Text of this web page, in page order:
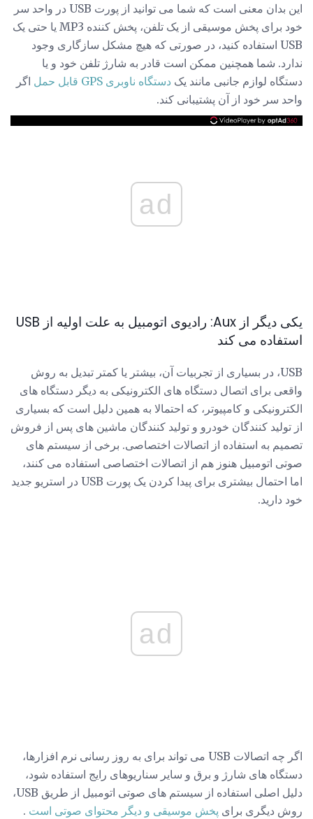
این بدان معنی است که شما می توانید از پورت USB در واحد سر
خود برای پخش موسیقی از یک تلفن، پخش کننده MP3 یا حتی یک
USB استفاده کنید، در صورتی که هیچ مشکل سازگاری وجود
ندارد. شما همچنین ممکن است قادر به شارژ تلفن خود و یا
دستگاه لوازم جانبی مانند یک دستگاه ناوبری GPS قابل حمل
اگر
واحد سر خود از آن پشتیبانی کند.
ad
یکی دیگر از Aux: رادیوی اتومبیل به علت اولیه از USB
استفاده می کند
USB، در بسیاری از تجربیات آن، بیشتر یا کمتر تبدیل به روش
واقعی برای اتصال دستگاه های الکترونیکی به دیگر دستگاه های
الکترونیکی و کامپیوتر، که احتمالا به همین دلیل است که بسیاری
از تولید کنندگان خودرو و تولید کنندگان ماشین های پس از فروش
تصمیم به استفاده از اتصالات اختصاصی. برخی از سیستم های
صوتی اتومبیل هنوز هم از اتصالات اختصاصی استفاده می کنند،
اما احتمال بیشتری برای پیدا کردن یک پورت USB در استریو جدید
خود دارید.
ad
اگر چه اتصالات USB می تواند برای به روز رسانی نرم افزارها،
دستگاه های شارژ و برق و سایر سناریوهای رایج استفاده شود،
دلیل اصلی استفاده از سیستم های صوتی اتومبیل از طریق USB،
روش دیگری برای پخش موسیقی و دیگر محتوای صوتی است .